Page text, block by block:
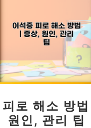
피로 해소 방
원인, 관리 팁